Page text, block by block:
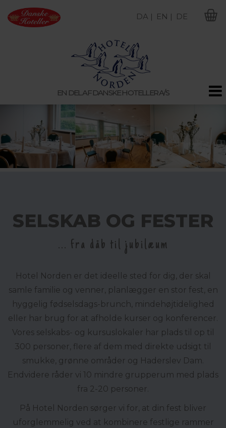
EN DEL AF DANSKE HOTELLER A/S
DA | EN | DE
SELSKAB OG FESTER
... fra dåb til jubilæum
Hotel Norden er det ideelle sted for dig, der skal
samle familie og venner, planlægger en stor fest, en
hyggelig fødselsdags-brunch, mindehøjtidelighed
eller har brug for at afholde kurser og konferencer.
Vores selskabs- og kursuslokaler har plads til op til
300 personer, flere af dem med direkte udsigt til
smukke, grønne områder og Haderslev Dam.
Endvidere råder vi 10 mindre grupperum med plads
fra 2-20 personer.
På Hotel Norden sørger vi for, at din fest bliver
uforglemmelig ved at kombinere festlige rammer